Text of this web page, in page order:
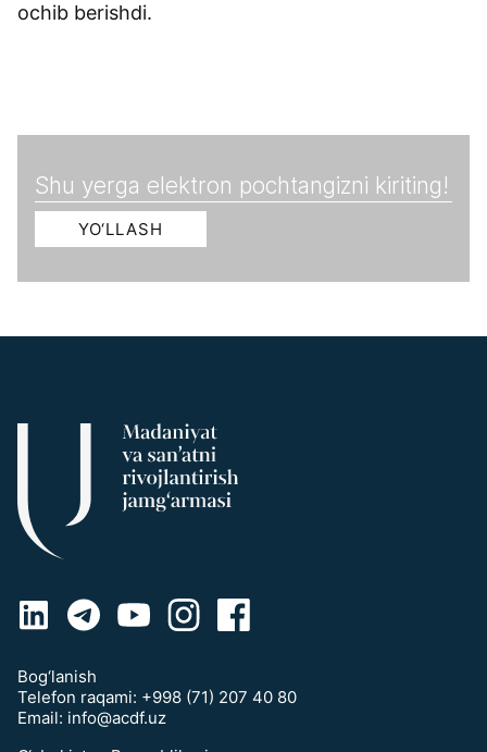
ochib berishdi.
Bog‘lanish
Telefon raqami: +998 (71) 207 40 80
Email: info@acdf.uz